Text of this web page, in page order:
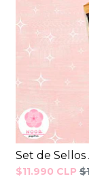
Set de
$11.990 CLP